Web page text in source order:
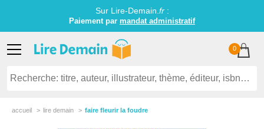
Sur Lire-Demain. fr:
Paiement par mandat administratif
0
accueil lire demain faire fleurir la foudre